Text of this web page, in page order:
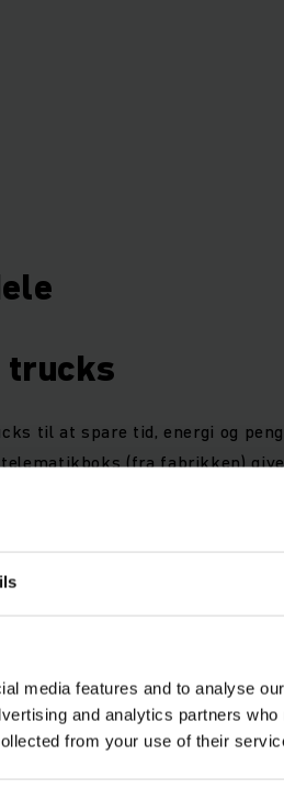
media features and to analyse
and analytics partners
from your use of their
trucks
til at spare tid, energi og
(fra fabrikken)